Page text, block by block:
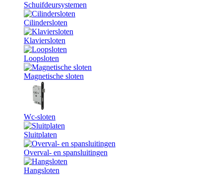
Schuifdeursystemen
Cilindersloten
Klaviersloten
Loopsloten
Magnetische sloten
Wc-sloten
Sluitplaten
Overval- en spansluitingen
Hangsloten